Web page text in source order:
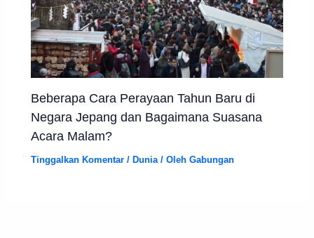
Beberapa Cara Perayaan Tahun Baru di
Negara Jepang dan Bagaimana Suasana
Acara Malam?
Tinggalkan Komentar / Dunia / OlehGabungan